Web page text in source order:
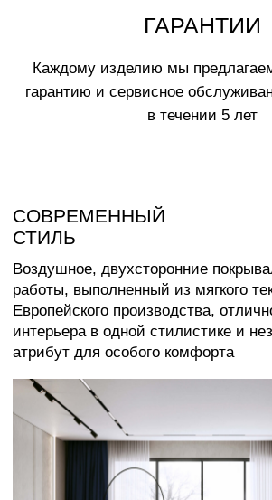
Нажимая на кнопку вы соглашаетесь
политикой обработки данных
ВАМ МОЖЕТ ПОНРАВИТЬСЯ